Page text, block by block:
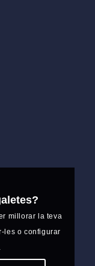
millorar la teva
les o configurar